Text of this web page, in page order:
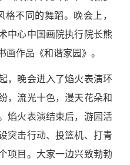
不同的舞蹈。晚会上，
中心中国画院执行院长熊
画作品《和谐家园》。
晚会进入了焰火表演环
，流光十色，漫天花朵和
焰火表演结束后，游园活
突击行动、投篮机、打青
项目。大家一边兴致勃勃